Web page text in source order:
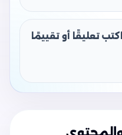
تعليقًا أو تقييمًا